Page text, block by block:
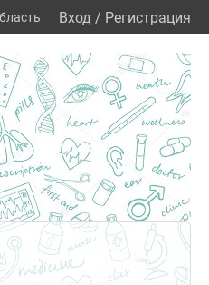
Вход / Регистрация